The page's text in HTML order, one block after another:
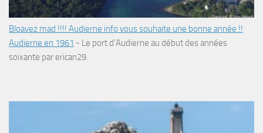
Bloavez mad !!!! Audierne info vous souhaite une bonne année !!
Audierne en 1961 - Le port d’Audierne au début des années
soixante par erican29.